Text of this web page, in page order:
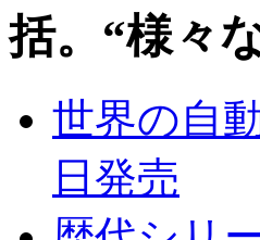
括。“様々
世界の自
日発売